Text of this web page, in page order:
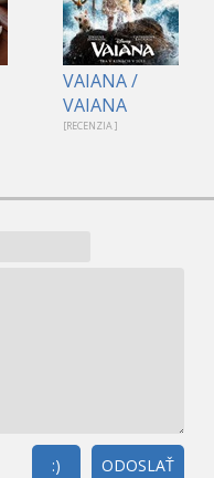
VAIANA /
VAIANA
[RECENZIA ]
ODOSLAŤ
:)